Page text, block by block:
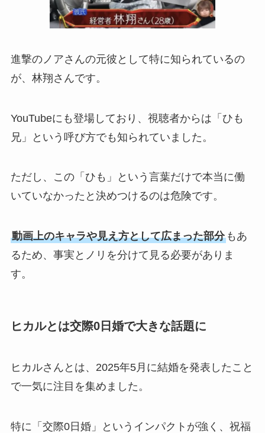
進撃のノアさんの元彼として特に知られているの
が、林翔さんです。
YouTubeにも登場しており、視聴者からは「ひも
兄」という呼び方でも知られていました。
ただし、この「ひも」という言葉だけで本当に働
いていなかったと決めつけるのは危険です。
動画上のキャラや見え方として広まった部分もあ
るため、事実とノリを分けて見る必要がありま
す。
ヒカルとは交際0日婚で大きな話題に
ヒカルさんとは、2025年5月に結婚を発表したこと
で一気に注目を集めました。
特に「交際0日婚」というインパクトが強く、祝福